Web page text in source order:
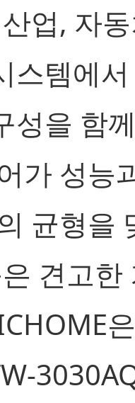
업, 자
스템에
성을 함
가 성능
균형을
견고한